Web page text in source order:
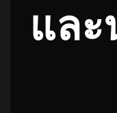
และ